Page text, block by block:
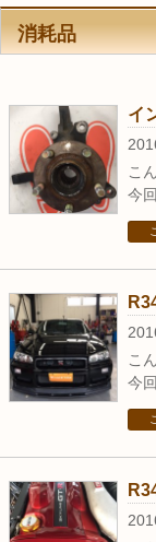
消耗品
こ
今
こ
今